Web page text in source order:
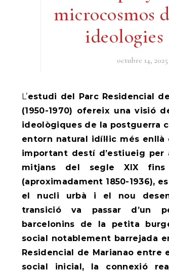
microcosmos
ideologies
octubre 14, 2025
L’estudi del Parc Residencial de Marianao a Sant Boi de Llobregat
(1950-1970) ofereix una visió
ideològiques de la postguerra
entorn natural idíl·lic més
important destí d’estiueig
mitjans del segle XIX
(aproximadament 1850-1936),
el nucli urbà i el nou
transició va passar d’un
barcelonins de la petita
social notablement barrejada
Residencial de Marianao entre
social inicial, la connexió